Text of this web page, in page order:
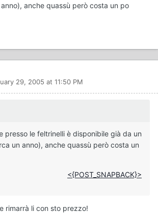
anche quassù però costa un po
29, 2005 at 11:50 PM
presso le feltrinelli è disponibile già da un
un anno), anche quassù però costa un
<{POST_SNAPBACK}>
rimarrà li con sto prezzo!